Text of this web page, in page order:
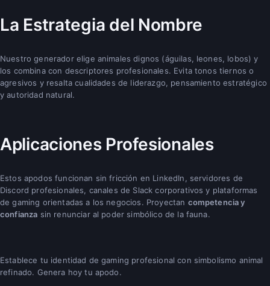
La Estrategia del Nombre
Nuestro generador elige animales dignos (águilas, leones, lobos) y
los combina con descriptores profesionales. Evita tonos tiernos o
agresivos y resalta cualidades de liderazgo, pensamiento estratégico
y autoridad natural.
Aplicaciones Profesionales
Estos apodos funcionan sin fricción en LinkedIn, servidores de
Discord profesionales, canales de Slack corporativos y plataformas
de gaming orientadas a los negocios. Proyectan competencia y
confianza sin renunciar al poder simbólico de la fauna.
Establece tu identidad de gaming profesional con simbolismo animal
refinado. Genera hoy tu apodo.